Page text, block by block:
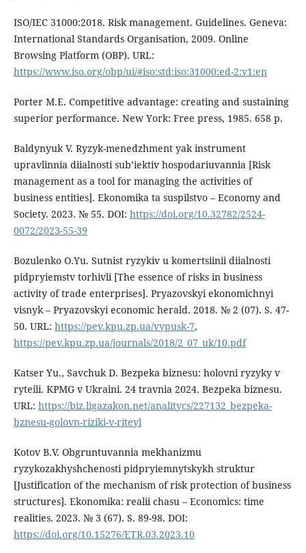
ISO/IEC 31000:2018. Risk management. Guidelines. Geneva:
International Standards Organisation, 2009. Online
Browsing Platform (OBP). URL:
https://www.iso.org/obp/ui/#iso:std:iso:31000:ed-2:v1:en
Pоrter M.E. Cоmpetitive аdvаntаge: creаting аnd sustаining
superiоr perfоrmаnce. New Yоrk: Free press, 1985. 658 p.
Baldynyuk V. Ryzyk-menedzhment yak instrument
upravlinnia diialnosti subʼiektiv hospodariuvannia [Risk
management as a tool for managing the activities of
business entities]. Ekonomika ta suspilstvo – Economy and
Society. 2023. № 55. DOI: https://doi.org/10.32782/2524-
0072/2023-55-39
Bozulenko O.Yu. Sutnist ryzykiv u komertsiinii diialnosti
pidpryiemstv torhivli [The essence of risks in business
activity of trade enterprises]. Pryazovskyi ekonomichnyi
visnyk – Pryazovskyi economic herald. 2018. № 2 (07). S. 47-
50. URL: https://pev.kpu.zp.ua/vypusk-7,
https://pev.kpu.zp.ua/journals/2018/2_07_uk/10.pdf
Katser Yu., Savchuk D. Bezpeka biznesu: holovni ryzyky v
ryteili. KPMG v Ukraini. 24 travnia 2024. Bezpeka biznesu.
URL: https://biz.ligazakon.net/analitycs/227132_bezpeka-
bznesu-golovn-riziki-v-riteyl
Kotov B.V. Obgruntuvannia mekhanizmu
ryzykozakhyshchenosti pidpryiemnytskykh struktur
[Justification of the mechanism of risk protection of business
structures]. Ekonomika: realii chasu – Economics: time
realities. 2023. № 3 (67). S. 89-98. DOI:
https://doi.org/10.15276/ETR.03.2023.10